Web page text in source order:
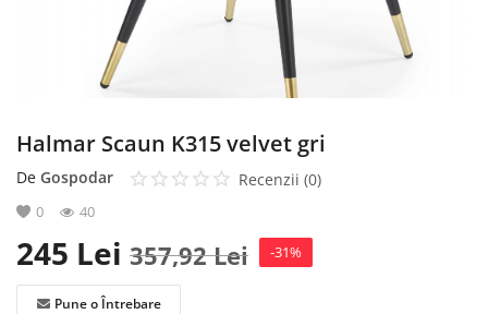
Halmar Scaun K315 velvet gri
De Gospodar Recenzii (0)
0 40
245 Lei 357,92Lei -31%
Pune o Întrebare